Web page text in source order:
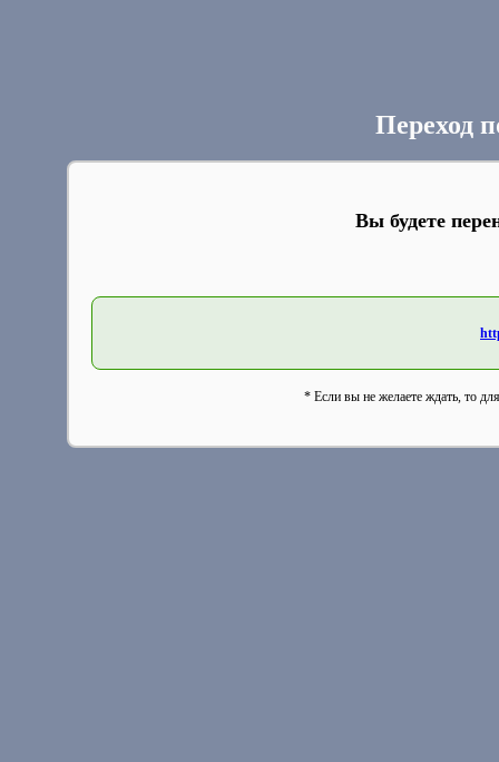
Переход
Вы будете
* Если вы не желаете ждать, то